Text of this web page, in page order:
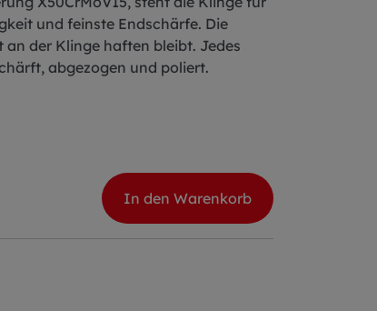
und feinste Endschärfe. Die
der Klinge haften bleibt. Jedes
abgezogen und poliert.
In den Warenkorb